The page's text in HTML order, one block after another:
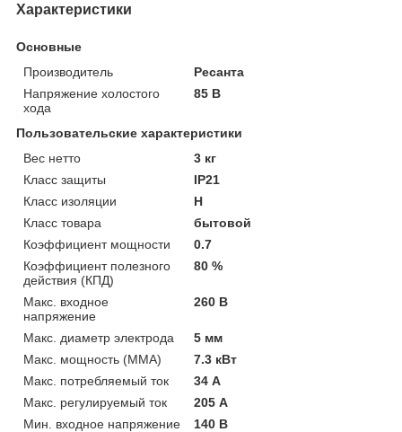
Характеристики
Основные
Производитель
Ресанта
Напряжение холостого
хода
85 В
Пользовательские характеристики
Вес нетто
3 кг
Класс защиты
IP21
Класс изоляции
H
Класс товара
бытовой
Коэффициент мощности
0.7
Коэффициент полезного
действия (КПД)
80 %
Макс. входное
напряжение
260 В
Макс. диаметр электрода
5 мм
Макс. мощность (MMA)
7.3 кВт
Макс. потребляемый ток
34 А
Макс. регулируемый ток
205 А
Мин. входное напряжение
140 В